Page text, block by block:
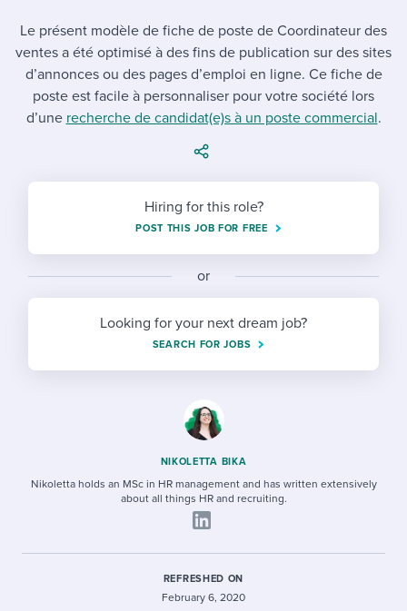
Mobilizing AI in my work
Evaluating candidates
Developing & retaining people
Ensuring compliance
Finding and attracting people
Establishing an employer brand
Digitizing work processes
Candidate/employee experiences
I WANT...
Job description templates
Interview question templates
Onboarding checklists
Step-by-step tutorials
HR terms
Workable Academy
I WANT TO LEARN ABOUT...
Applying for a job
Pay & benefits
Overall career resources
Attend webinars & events
Workable customer stories
Le présent modèle de fiche de poste de Coordinateur des
ventes a été optimisé à des fins de publication sur des sites
d’annonces ou des pages d’emploi en ligne. Ce fiche de
poste est facile à personnaliser pour votre société lors
d’une recherche de candidat(e)s à un poste commercial.
Hiring for this role?
POST THIS JOB FOR FREE
or
Looking for your next dream job?
SEARCH FOR JOBS
NIKOLETTA BIKA
Nikoletta holds an MSc in HR management and has written extensively
about all things HR and recruiting.
REFRESHED ON
February 6, 2020